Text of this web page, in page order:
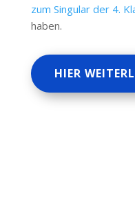
zum Singular der 4.
haben.
HIER